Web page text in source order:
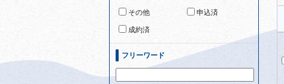
その他 申込済
成約済
フリーワード